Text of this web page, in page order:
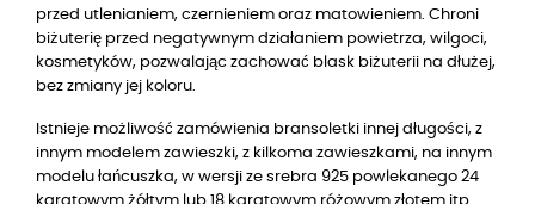
przed utlenianiem, czernieniem oraz matowieniem. Chroni
biżuterię przed negatywnym działaniem powietrza, wilgoci,
kosmetyków, pozwalając zachować blask biżuterii na dłużej,
bez zmiany jej koloru.
Istnieje możliwość zamówienia bransoletki innej długości, z
innym modelem zawieszki, z kilkoma zawieszkami, na innym
modelu łańcuszka, w wersji ze srebra 925 powlekanego 24